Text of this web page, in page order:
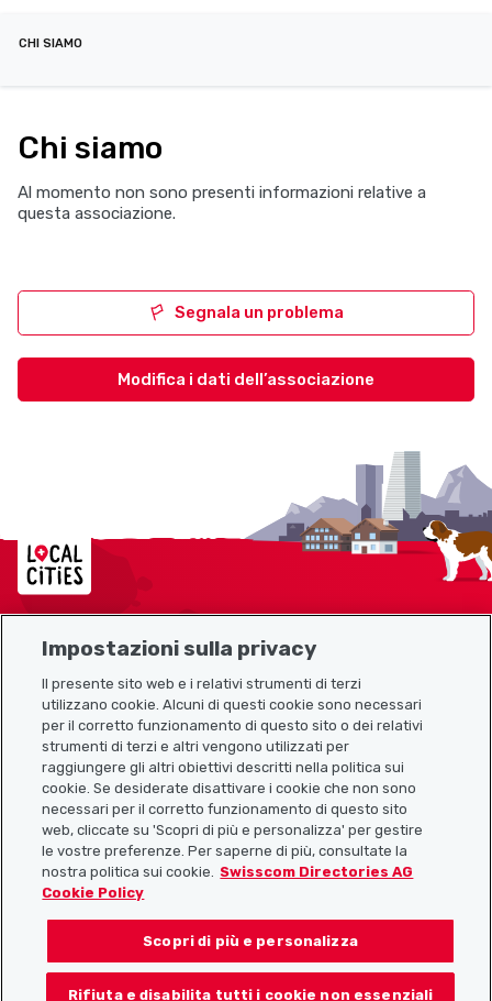
CHI SIAMO
Chi siamo
Al momento non sono presenti informazioni relative a
questa associazione.
Segnala un problema
Modifica i dati dell’associazione
Localcities
Link utili
Scarica l’app Localcities
Seguiteci su:
Impostazioni sulla privacy
Il presente sito web e i relativi strumenti di terzi
utilizzano cookie. Alcuni di questi cookie sono necessari
per il corretto funzionamento di questo sito o dei relativi
strumenti di terzi e altri vengono utilizzati per
raggiungere gli altri obiettivi descritti nella politica sui
cookie. Se desiderate disattivare i cookie che non sono
necessari per il corretto funzionamento di questo sito
web, cliccate su 'Scopri di più e personalizza' per gestire
le vostre preferenze. Per saperne di più, consultate la
nostra politica sui cookie.
Swisscom Directories AG
Cookie Policy
Scopri di più e personalizza
Rifiuta e disabilita tutti i cookie non essenziali